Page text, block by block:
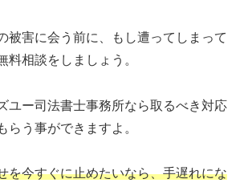
被害に会う前に、もし遭ってしまって
料相談をしましょう。
ユー司法書士事務所なら取るべき対応
らう事ができますよ。
を今すぐに止めたいなら、手遅れにな